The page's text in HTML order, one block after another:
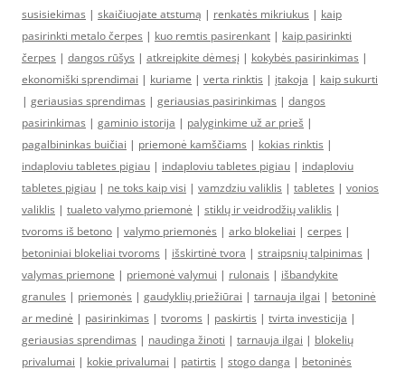
susisiekimas | skaičiuojate atstumą | renkatės mikriukus | kaip
pasirinkti metalo čerpes | kuo remtis pasirenkant | kaip pasirinkti
čerpes | dangos rūšys | atkreipkite dėmesį | kokybės pasirinkimas |
ekonomiški sprendimai | kuriame | verta rinktis | įtakoja | kaip sukurti
| geriausias sprendimas | geriausias pasirinkimas | dangos
pasirinkimas | gaminio istorija | palyginkime už ar prieš |
pagalbininkas buičiai | priemonė kamščiams | kokias rinktis |
indaploviu tabletes pigiau | indaploviu tabletes pigiau | indaploviu
tabletes pigiau | ne toks kaip visi | vamzdziu valiklis | tabletes | vonios
valiklis | tualeto valymo priemonė | stiklų ir veidrodžių valiklis |
tvoroms iš betono | valymo priemonės | arko blokeliai | cerpes |
betoniniai blokeliai tvoroms | išskirtinė tvora | straipsnių talpinimas |
valymas priemone | priemonė valymui | rulonais | išbandykite
granules | priemonės | gaudyklių priežiūrai | tarnauja ilgai | betoninė
ar medinė | pasirinkimas | tvoroms | paskirtis | tvirta investicija |
geriausias sprendimas | naudinga žinoti | tarnauja ilgai | blokelių
privalumai | kokie privalumai | patirtis | stogo danga | betoninės